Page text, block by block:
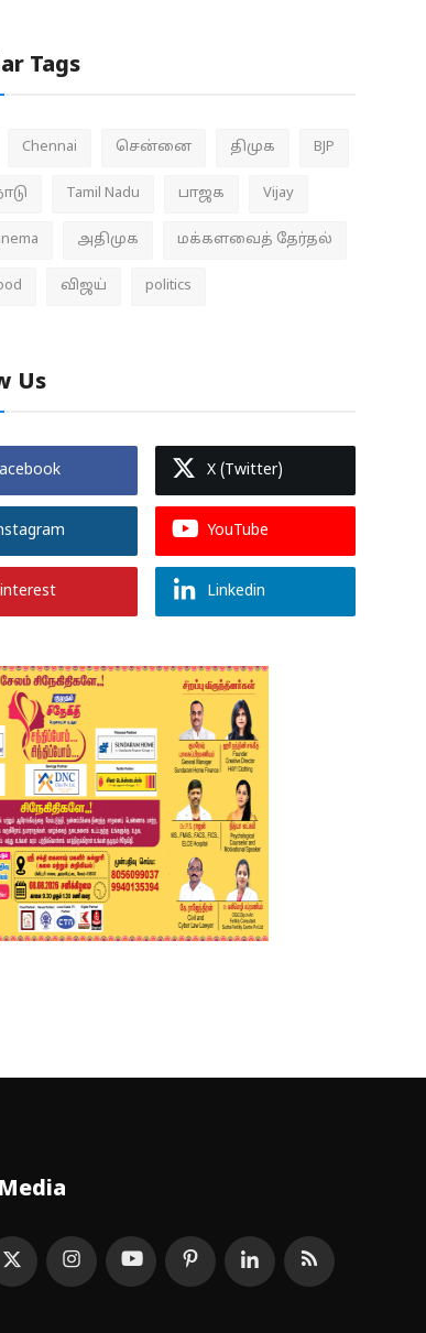
Tags
Chennai சென்னை திமுக BJP
Tamil Nadu பாஜக Vijay
அதிமுக மக்களவைத் தேர்தல்
விஜய் politics
Us
X (Twitter)
YouTube
Linkedin